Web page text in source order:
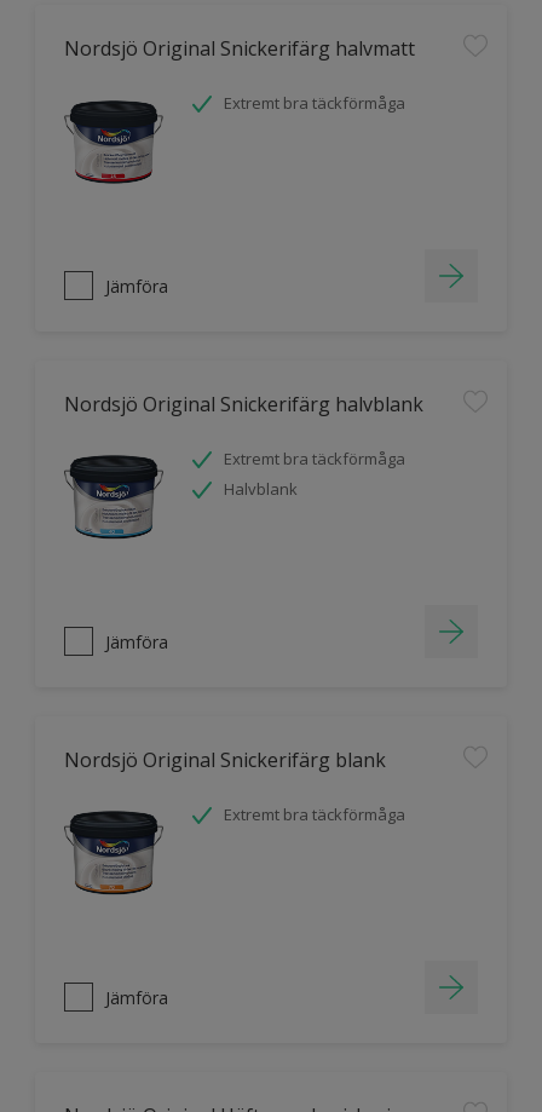
Nordsjö Original Snickerifärg halvmatt
Extremt bra täckförmåga
Jämföra
Nordsjö Original Snickerifärg halvblank
Extremt bra täckförmåga
Halvblank
Jämföra
Nordsjö Original Snickerifärg blank
Extremt bra täckförmåga
Jämföra